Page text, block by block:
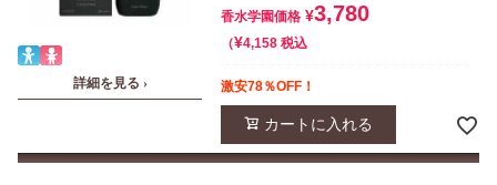
詳細を見る ›
香水学園価格 ¥3,780
¥4,158 税込
激安78％OFF！
カートに入れる